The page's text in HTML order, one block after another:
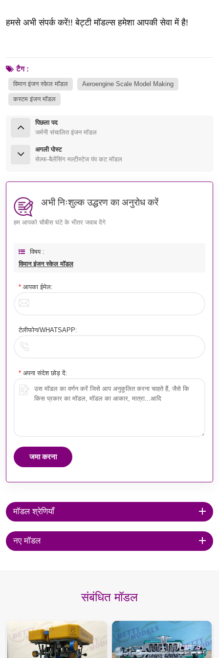
हमसे अभी संपर्क करें!! बेट्टी मॉडल्स हमेशा आपकी सेवा में है!
टैग :
विमान इंजन स्केल मॉडल Aeroengine Scale Model Making
कस्टम इंजन मॉडल
पिछला पद
जर्मनी संचालित इंजन मॉडल
अगली पोस्ट
सेल्फ-बैलेंसिंग मल्टीस्टेज पंप कट मॉडल
अभी निःशुल्क उद्धरण का अनुरोध करें
हम आपको चौबीस घंटे के भीतर जवाब देंगे
विषय :
विमान इंजन स्केल मॉडल
* आपका ईमेल:
टेलीफोन/WHATSAPP:
* अपना संदेश छोड़ दें:
जमा करना
मॉडल श्रेणियाँ
नए मॉडल
संबंधित मॉडल